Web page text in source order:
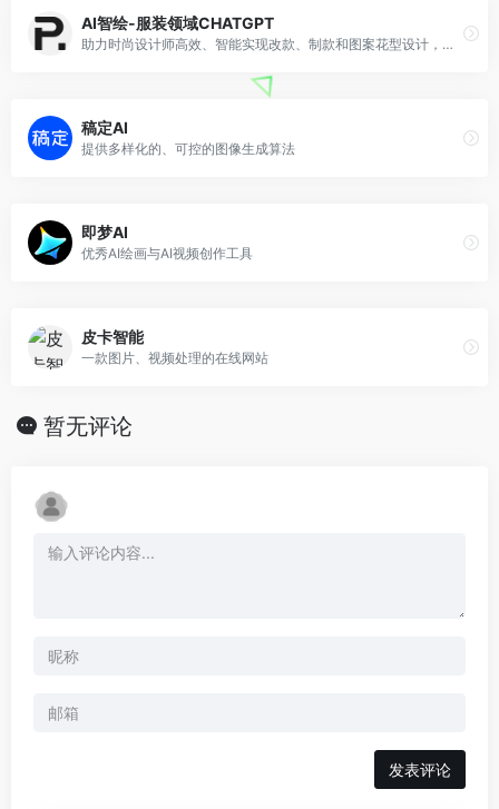
AI智绘-服装领域CHATGPT
助力时尚设计师高效、智能实现改款、制款和图案花型设计，辅助研发&amp;开发爆款！
稿定AI
提供多样化的、可控的图像生成算法
即梦AI
优秀AI绘画与AI视频创作工具
皮卡智能
一款图片、视频处理的在线网站
暂无评论
发表评论